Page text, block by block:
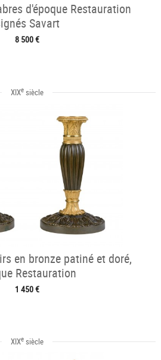
d'époque Restauration
Savart
8 500 €
XIXe siècle
en bronze patiné et doré,
Restauration
1 450 €
XIXe siècle